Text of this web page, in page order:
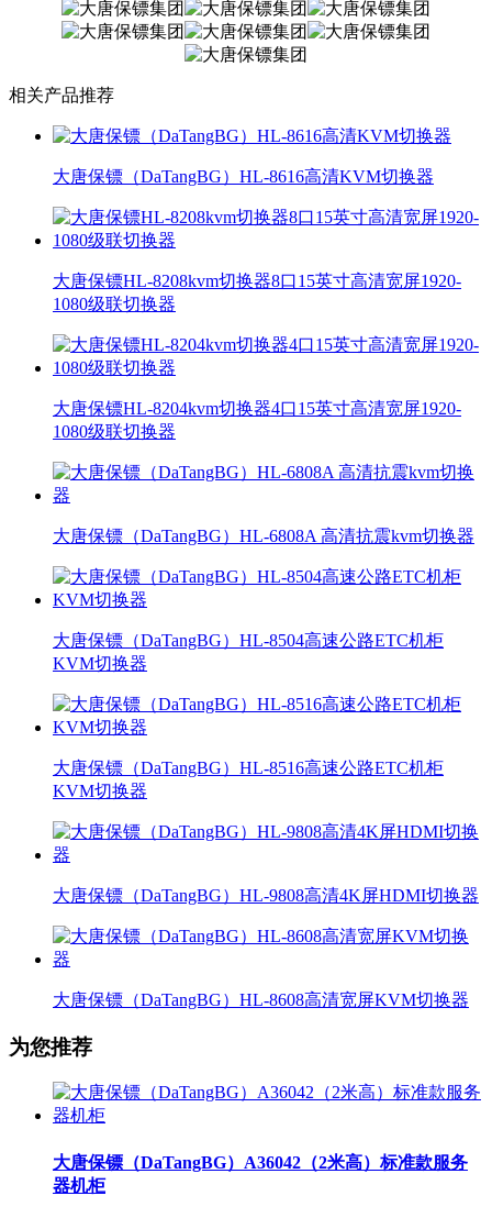
相关产品推荐
大唐保镖（DaTangBG）HL-8616高清KVM切换器
大唐保镖HL-8208kvm切换器8口15英寸高清宽屏1920-
1080级联切换器
大唐保镖HL-8204kvm切换器4口15英寸高清宽屏1920-
1080级联切换器
大唐保镖（DaTangBG）HL-6808A 高清抗震kvm切换器
大唐保镖（DaTangBG）HL-8504高速公路ETC机柜
KVM切换器
大唐保镖（DaTangBG）HL-8516高速公路ETC机柜
KVM切换器
大唐保镖（DaTangBG）HL-9808高清4K屏HDMI切换器
大唐保镖（DaTangBG）HL-8608高清宽屏KVM切换器
为您推荐
大唐保镖（DaTangBG）A36042（2米高）标准款服务
器机柜